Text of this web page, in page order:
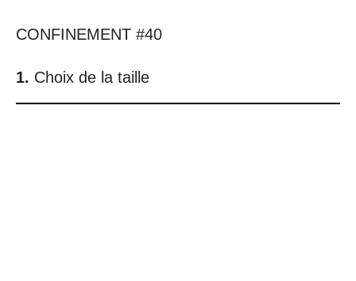
CONFINEMENT #40
Choix de la taille